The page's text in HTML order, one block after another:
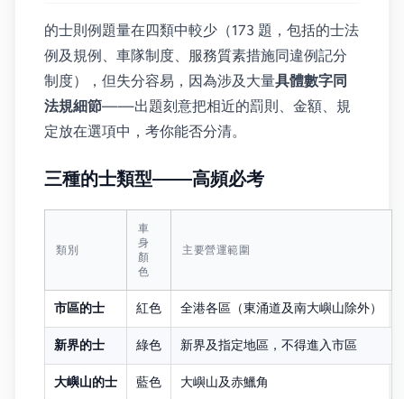
的士則例題量在四類中較少（173 題，包括的士法
例及規例、車隊制度、服務質素措施同違例記分
制度），但失分容易，因為涉及大量具體數字同
法規細節——出題刻意把相近的罰則、金額、規
定放在選項中，考你能否分清。
三種的士類型——高頻必考
類別
車
身
顏
色
主要營運範圍
市區的士 紅色 全港各區（東涌道及南大嶼山除外）
新界的士 綠色 新界及指定地區，不得進入市區
大嶼山的士 藍色 大嶼山及赤鱲角